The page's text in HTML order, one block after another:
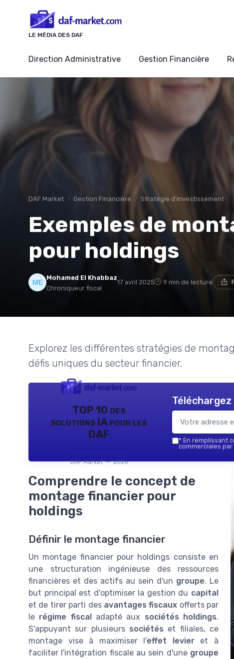
LE MÉDIA DES DAF
Direction Administrative Gestion Financière
DAF Market Gestion Financière Stratégie d'investissement
Exemples de
pour holdings
Mohamed El Khabbaz
Chroniqueur fiscal
17 avril 2025 9 min de lecture
Explorez les différentes stratégies de
défis uniques du secteur financier.
TOP 10 des
solutions IA pour les
DAF
DAF Market — 2026
* En remplissant
commerciales
Comprendre le concept de
montage financier pour
holdings
Définir le montage financier
Un montage financier pour holdings consiste en
une structuration ingénieuse des ressources
financières et des actifs au sein d'un groupe. Le
but principal est d'optimiser la gestion du capital
et de tirer parti des avantages fiscaux offerts par
le régime fiscaladapté aux sociétés holdings.
S'appuyant sur plusieurs sociétés et filiales, ce
montage vise à maximiser l'effet levieret à
faciliter l'intégration fiscale au sein d'une groupe